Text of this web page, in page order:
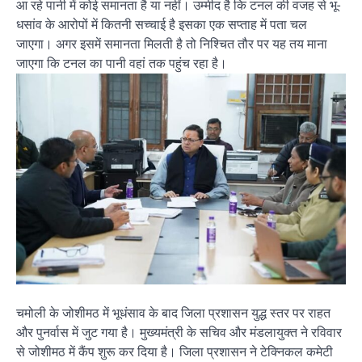
आ रहे पानी में कोई समानता है या नहीं। उम्मीद है कि टनल की वजह से भू-
धसांव के आरोपों में कितनी सच्चाई है इसका एक सप्ताह में पता चल
जाएगा। अगर इसमें समानता मिलती है तो निश्चित तौर पर यह तय माना
जाएगा कि टनल का पानी वहां तक पहुंच रहा है।
चमोली के जोशीमठ में भूधंसाव के बाद जिला प्रशासन युद्ध स्तर पर राहत
और पुनर्वास में जुट गया है। मुख्यमंत्री के सचिव और मंडलायुक्त ने रविवार
से जोशीमठ में कैंप शुरू कर दिया है। जिला प्रशासन ने टेक्निकल कमेटी